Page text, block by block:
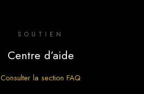
SOUTIEN
Centre d’aide
Consulter la section FAQ